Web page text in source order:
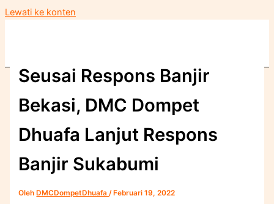
Lewati ke konten
Seusai Respons Banjir
Bekasi, DMC Dompet
Dhuafa Lanjut Respons
Banjir Sukabumi
Oleh DMCDompetDhuafa/ Februari 19, 2022